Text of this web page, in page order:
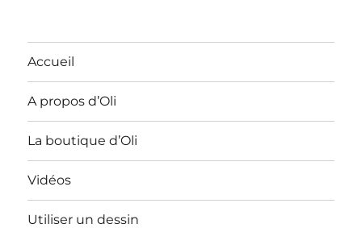
Accueil
A propos d’Oli
La boutique d’Oli
Vidéos
Utiliser un dessin